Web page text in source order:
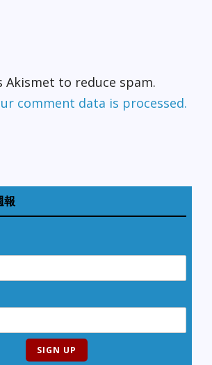
Akismet to reduce spam.
comment data is processed.
報